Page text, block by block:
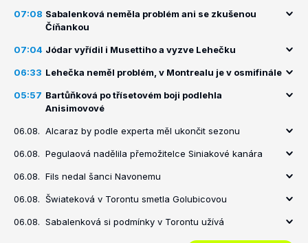
07:08 Sabalenková neměla problém ani se zkušenou
Číňankou
07:04 Jódar vyřídil i Musettiho a vyzve Lehečku
06:33 Lehečka neměl problém, v Montrealu je v osmifinále
05:57 Bartůňková po třísetovém boji podlehla
Anisimovové
06.08. Alcaraz by podle experta měl ukončit sezonu
06.08. Pegulaová nadělila přemožitelce Siniakové kanára
06.08. Fils nedal šanci Navonemu
06.08. Šwiateková v Torontu smetla Golubicovou
06.08. Sabalenková si podmínky v Torontu užívá